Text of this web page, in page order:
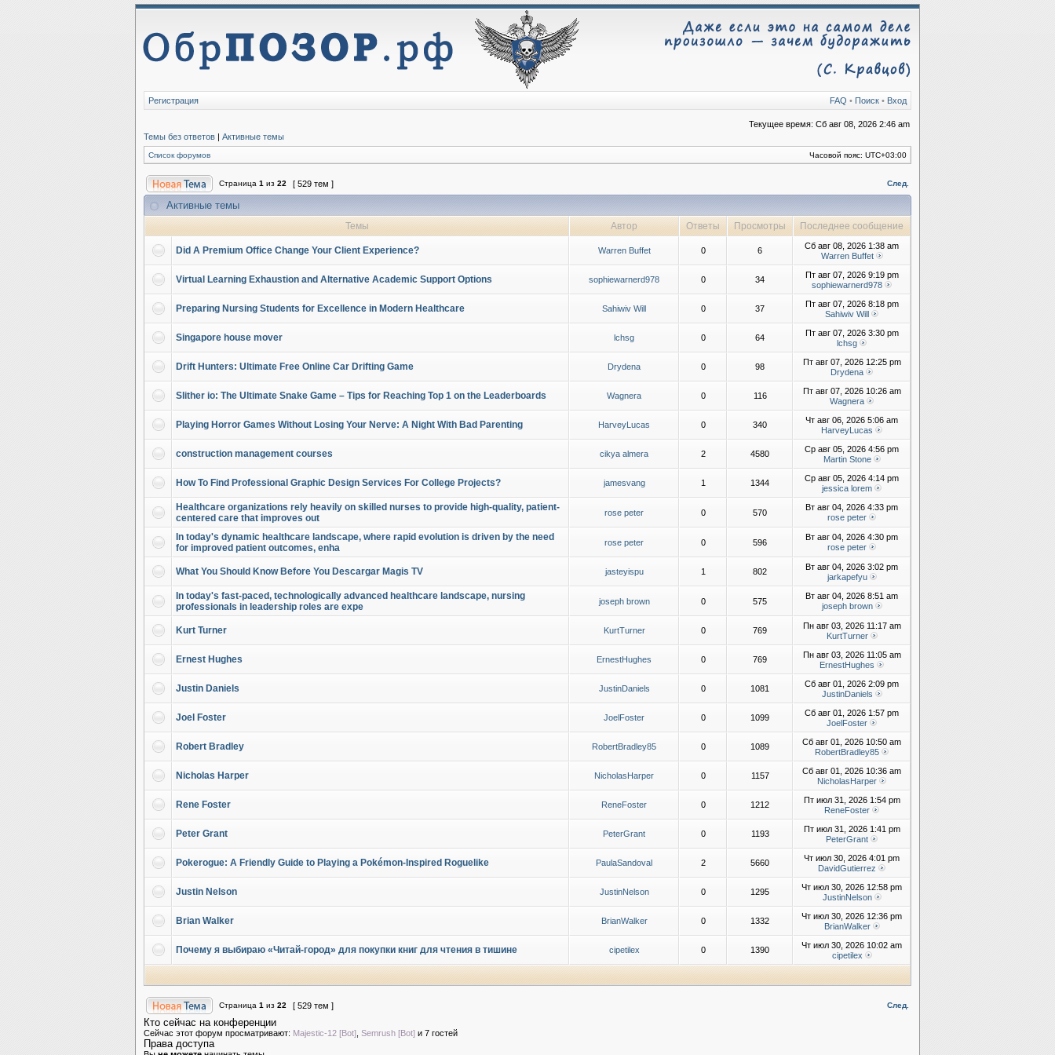
FAQ • Поиск • Вход
Регистрация
Текущее время: Сб авг 08, 2026 2:46 am
Темы без ответов | Активные темы
Список форумов Часовой пояс: UTC+03:00
Страница 1 из 22 [ 529 тем ] След.
Активные темы
Темы Автор Ответы Просмотры Последнее сообщение
Did A Premium Office Change Your Client Experience? Warren Buffet 0 6
Сб авг 08, 2026 1:38 am
Warren Buffet
Virtual Learning Exhaustion and Alternative Academic Support Options sophiewarnerd978 0 34
Пт авг 07, 2026 9:19 pm
sophiewarnerd978
Preparing Nursing Students for Excellence in Modern Healthcare Sahiwiv Will 0 37
Пт авг 07, 2026 8:18 pm
Sahiwiv Will
Singapore house mover lchsg 0 64
Пт авг 07, 2026 3:30 pm
lchsg
Drift Hunters: Ultimate Free Online Car Drifting Game Drydena 0 98
Пт авг 07, 2026 12:25 pm
Drydena
Slither io: The Ultimate Snake Game – Tips for Reaching Top 1 on the Leaderboards Wagnera 0 116
Пт авг 07, 2026 10:26 am
Wagnera
Playing Horror Games Without Losing Your Nerve: A Night With Bad Parenting HarveyLucas 0 340
Чт авг 06, 2026 5:06 am
HarveyLucas
construction management courses cikya almera 2 4580
Ср авг 05, 2026 4:56 pm
Martin Stone
How To Find Professional Graphic Design Services For College Projects? jamesvang 1 1344
Ср авг 05, 2026 4:14 pm
jessica lorem
Healthcare organizations rely heavily on skilled nurses to provide high-quality, patient-
centered care that improves out
rose peter 0 570
Вт авг 04, 2026 4:33 pm
rose peter
In today's dynamic healthcare landscape, where rapid evolution is driven by the need
for improved patient outcomes, enha
rose peter 0 596
Вт авг 04, 2026 4:30 pm
rose peter
What You Should Know Before You Descargar Magis TV jasteyispu 1 802
Вт авг 04, 2026 3:02 pm
jarkapefyu
In today's fast-paced, technologically advanced healthcare landscape, nursing
professionals in leadership roles are expe
joseph brown 0 575
Вт авг 04, 2026 8:51 am
joseph brown
Kurt Turner KurtTurner 0 769
Пн авг 03, 2026 11:17 am
KurtTurner
Ernest Hughes ErnestHughes 0 769
Пн авг 03, 2026 11:05 am
ErnestHughes
Justin Daniels JustinDaniels 0 1081
Сб авг 01, 2026 2:09 pm
JustinDaniels
Joel Foster JoelFoster 0 1099
Сб авг 01, 2026 1:57 pm
JoelFoster
Robert Bradley RobertBradley85 0 1089
Сб авг 01, 2026 10:50 am
RobertBradley85
Nicholas Harper NicholasHarper 0 1157
Сб авг 01, 2026 10:36 am
NicholasHarper
Rene Foster ReneFoster 0 1212
Пт июл 31, 2026 1:54 pm
ReneFoster
Peter Grant PeterGrant 0 1193
Пт июл 31, 2026 1:41 pm
PeterGrant
Pokerogue: A Friendly Guide to Playing a Pokémon-Inspired Roguelike PaulaSandoval 2 5660
Чт июл 30, 2026 4:01 pm
DavidGutierrez
Justin Nelson JustinNelson 0 1295
Чт июл 30, 2026 12:58 pm
JustinNelson
Brian Walker BrianWalker 0 1332
Чт июл 30, 2026 12:36 pm
BrianWalker
Почему я выбираю «Читай-город» для покупки книг для чтения в тишине cipetilex 0 1390
Чт июл 30, 2026 10:02 am
cipetilex
Страница 1 из 22 [ 529 тем ] След.
Кто сейчас на конференции
Сейчас этот форум просматривают: Majestic-12 [Bot] Semrush [Bot] и 7 гостей
Права доступа